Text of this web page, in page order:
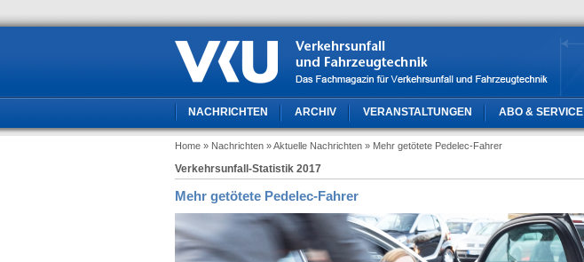
NACHRICHTEN ARCHIV VERANSTALTUNGEN ABO & SERVICE
Home » Nachrichten » Aktuelle Nachrichten » Mehr getötete Pedelec-Fahrer
Verkehrsunfall-Statistik 2017
Mehr getötete Pedelec-Fahrer